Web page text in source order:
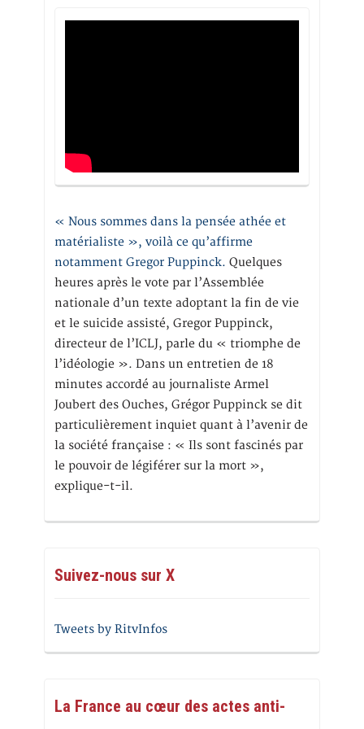
« Nous sommes dans la pensée athée et
matérialiste », voilà ce qu’affirme
notamment Gregor Puppinck. Quelques
heures après le vote par l’Assemblée
nationale d’un texte adoptant la fin de vie
et le suicide assisté, Gregor Puppinck,
directeur de l’ICLJ, parle du « triomphe de
l’idéologie ». Dans un entretien de 18
minutes accordé au journaliste Armel
Joubert des Ouches, Grégor Puppinck se dit
particulièrement inquiet quant à l’avenir de
la société française : « Ils sont fascinés par
le pouvoir de légiférer sur la mort »,
explique-t-il.
Suivez-nous sur X
Tweets by RitvInfos
La France au cœur des actes anti-